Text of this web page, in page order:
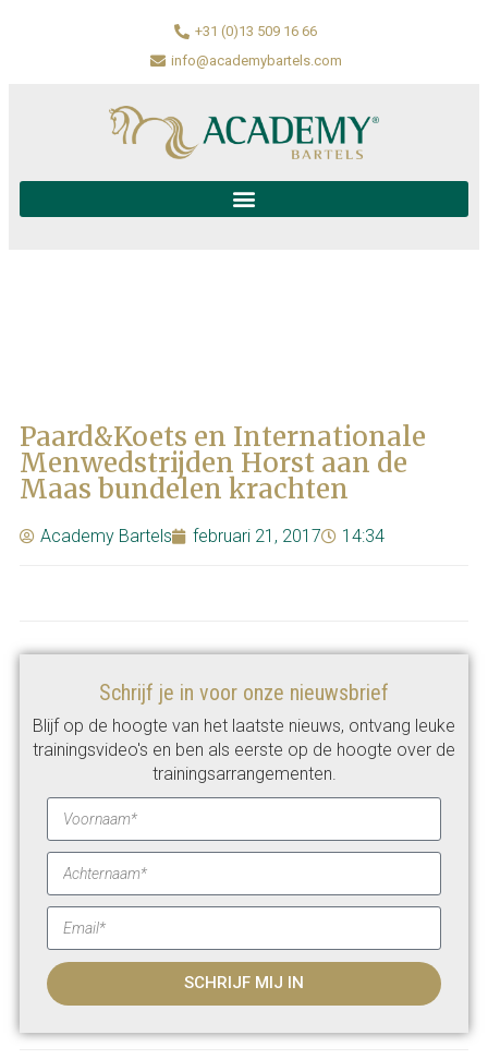
+31 (0)13 509 16 66
info@academybartels.com
Paard&Koets en Internationale
Menwedstrijden Horst aan de
Maas bundelen krachten
Academy Bartels februari 21, 2017 14:34
Schrijf je in voor onze nieuwsbrief
Blijf op de hoogte van het laatste nieuws, ontvang leuke
trainingsvideo's en ben als eerste op de hoogte over de
trainingsarrangementen.
SCHRIJF MIJ IN